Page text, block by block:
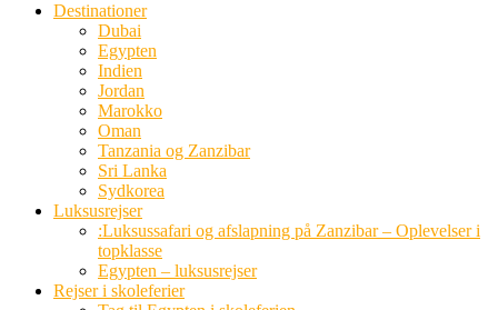
Destinationer
Dubai
Egypten
Indien
Jordan
Marokko
Oman
Tanzania og Zanzibar
Sri Lanka
Sydkorea
Luksusrejser
:Luksussafari og afslapning på Zanzibar – Oplevelser i
topklasse
Egypten – luksusrejser
Rejser i skoleferier